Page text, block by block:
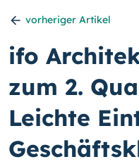
vorheriger Artikel
ifo
zum 2.
Leichte